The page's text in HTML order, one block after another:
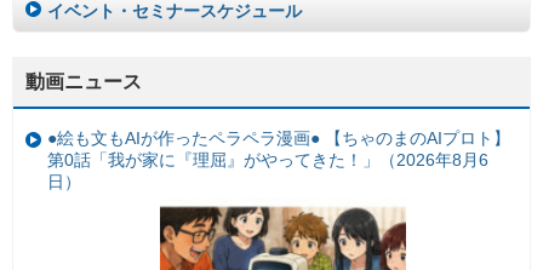
イベント・セミナースケジュール
動画ニュース
●絵も文もAIが作ったペラペラ漫画● 【ちゃのまのAIプロト】
第0話「我が家に『理屈』がやってきた！」（2026年8月6
日）